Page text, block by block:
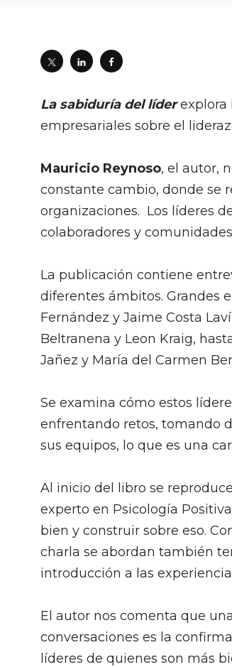
La sabiduría del líderexplora
empresariales sobre el
Mauricio Reynoso, el autor,
constante cambio, donde se
organizaciones. ​ Los líderes
colaboradores y
La publicación contiene
diferentes ámbitos. Grandes
Fernández y Jaime Costa
Beltranena y Leon Kraig,
Jañez y María del Carmen
Se examina cómo estos
enfrentando retos, tomando
sus equipos, lo que es una
Al inicio del libro se
experto en Psicología
bien y construir sobre eso.
charla se abordan también
introducción a las
El autor nos comenta que
conversaciones es la
líderes de quienes son más